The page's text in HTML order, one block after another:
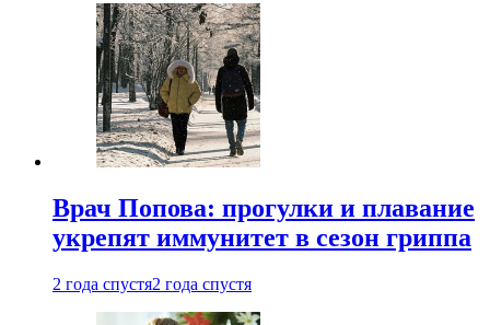
Врач Попова: прогулки и плавание
укрепят иммунитет в сезон гриппа
2 года спустя2 года спустя